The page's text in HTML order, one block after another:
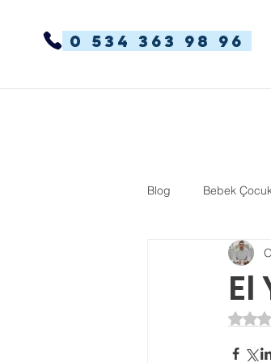
0 534 363 98 96
Blog Bebek
Dikkat
Kekemelik
El